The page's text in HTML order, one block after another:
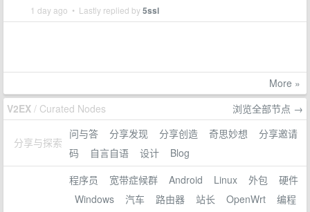
1 day ago • Lastly replied by5ssl
More »
V2EX / Curated Nodes 浏览全部节点 →
分享与探索
问与答 分享发现 分享创造 奇思妙想
分享邀请
码
自言自语 设计 Blog
程序员 宽带症候群 Android Linux 外包
硬件
Windows
汽车 路由器 站长 OpenWrt
编程